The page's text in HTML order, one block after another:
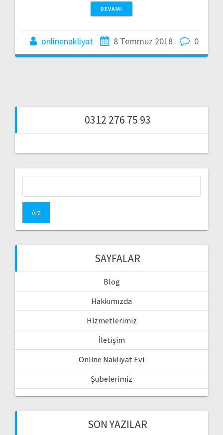
DEVAMI
onlinenakliyat 8 Temmuz 2018 0
0312 276 75 93
SAYFALAR
Blog
Hakkımızda
Hizmetlerimiz
İletişim
Online Nakliyat Evi
Şubelerimiz
SON YAZILAR